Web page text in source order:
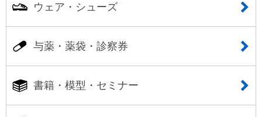
ウェア・シューズ
与薬・薬袋・診察券
書籍・模型・セミナー